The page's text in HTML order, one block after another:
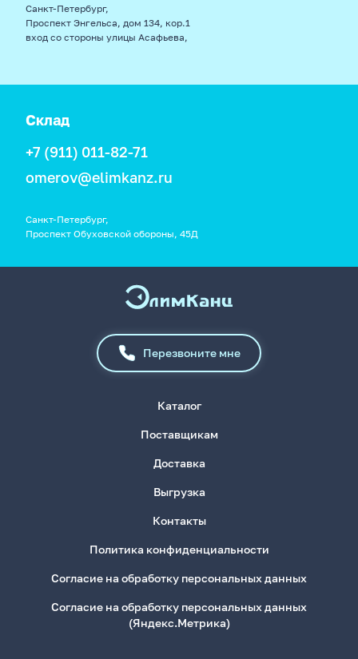
Санкт-Петербург,
Проспект Энгельса, дом 134, кор.1
вход со стороны улицы Асафьева,
Склад
+7 (911) 011-82-71
omerov@elimkanz.ru
Санкт-Петербург,
Проспект Обуховской обороны, 45Д
Перезвоните мне
Каталог
Поставщикам
Доставка
Выгрузка
Контакты
Политика конфиденциальности
Согласие на обработку персональных данных
Согласие на обработку персональных данных
(Яндекс.Метрика)